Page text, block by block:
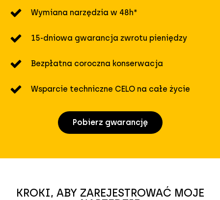
Wymiana narzędzia w 48h*
15-dniowa gwarancja zwrotu pieniędzy
Bezpłatna coroczna konserwacja
Wsparcie techniczne CELO na całe życie
Pobierz gwarancję
KROKI, ABY ZAREJESTROWAĆ MOJE